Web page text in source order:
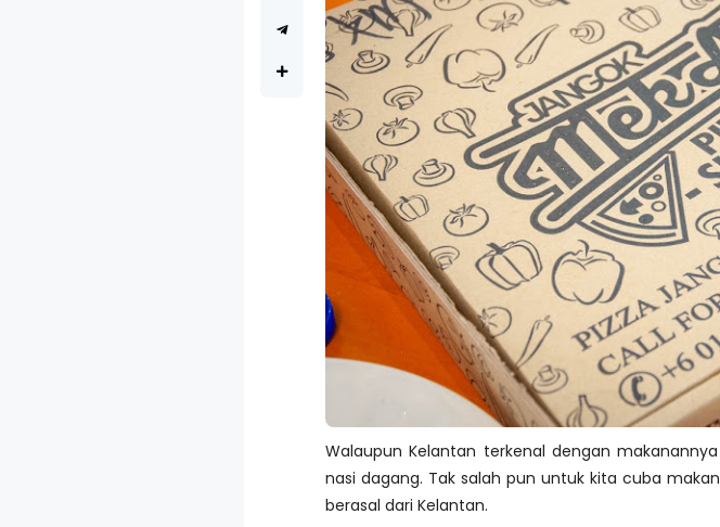
Walaupun Kelantan terkenal dengan
nasi dagang. Tak salah pun untuk kita cuba
berasal dari Kelantan.